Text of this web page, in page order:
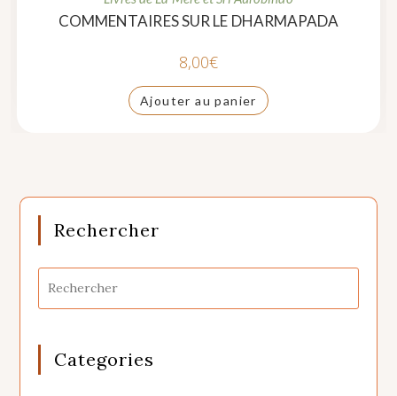
COMMENTAIRES SUR LE DHARMAPADA
8,00€
Ajouter au panier
Rechercher
Categories